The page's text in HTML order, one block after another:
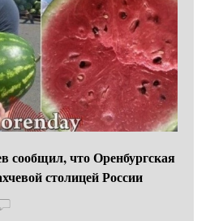
сообщил, что Оренбургская
столицей России